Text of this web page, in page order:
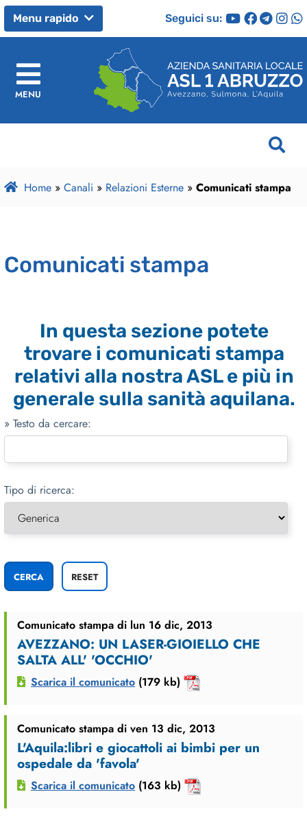
Menu rapido Seguici su:
MENU
Home » Canali » Relazioni Esterne » Comunicati stampa
Comunicati stampa
In questa sezione potete
trovare i comunicati stampa
relativi alla nostra ASL e più in
generale sulla sanità aquilana.
» Testo da cercare:
Tipo di ricerca:
Comunicato stampa di lun 16 dic, 2013
AVEZZANO: UN LASER-GIOIELLO CHE
SALTA ALL' 'OCCHIO'
Scarica il comunicato (179 kb)
Comunicato stampa di ven 13 dic, 2013
L'Aquila:libri e giocattoli ai bimbi per un
ospedale da 'favola'
Scarica il comunicato (163 kb)